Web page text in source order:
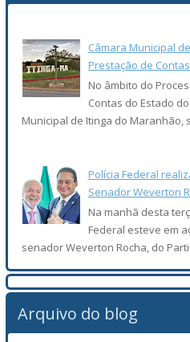
Câmara Municipal
Prestação de
No âmbito do
Contas do Estado
Municipal de Itinga do Maranhão,
Polícia Federal
Senador Weverton
Na manhã desta
Federal esteve em
senador Weverton Rocha, do
Arquivo do blog